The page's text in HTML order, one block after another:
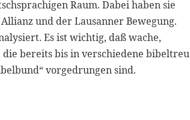
Raum. Dabei haben sie
und der Lausanner Bewegung.
Es ist wichtig, daß wache,
bereits bis in verschiedene bibeltreu
vorgedrungen sind.